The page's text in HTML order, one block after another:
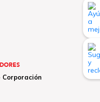
Corporación